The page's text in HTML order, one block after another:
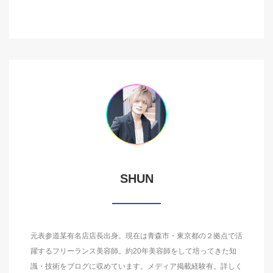
SHUN
元表参道某有名店店長出身。現在は青森市・東京都の２拠点で活
躍するフリーランス美容師。約20年美容師をして培ってきた知
識・技術をブログに収めています。メディア掲載経験有。詳しく